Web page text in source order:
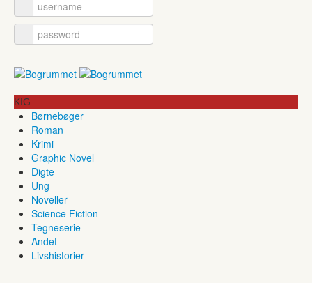
KIG
Børnebøger
Roman
Krimi
Graphic Novel
Digte
Ung
Noveller
Science Fiction
Tegneserie
Andet
Livshistorier